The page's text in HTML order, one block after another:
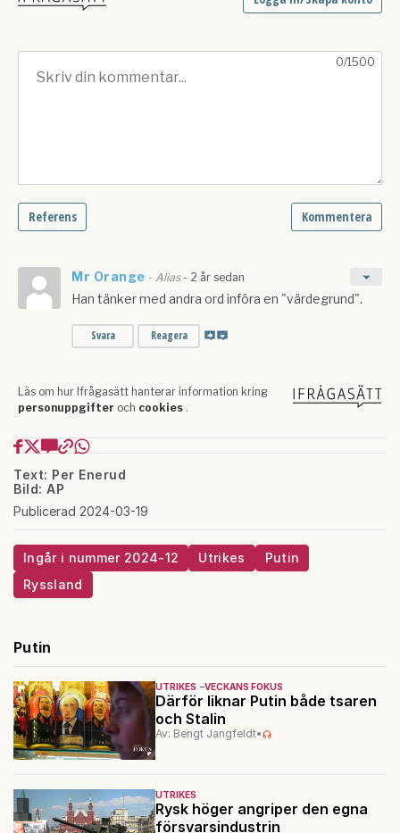
Text: Per Enerud
Bild: AP
Publicerad 2024-03-19
Ingår i nummer 2024-12 Utrikes
Putin
Ryssland
Putin
UTRIKES VECKANS FOKUS
Därför liknar Putin både tsaren
och Stalin
Av: Bengt Jangfeldt•
UTRIKES
Rysk höger angriper den egna
försvarsindustrin